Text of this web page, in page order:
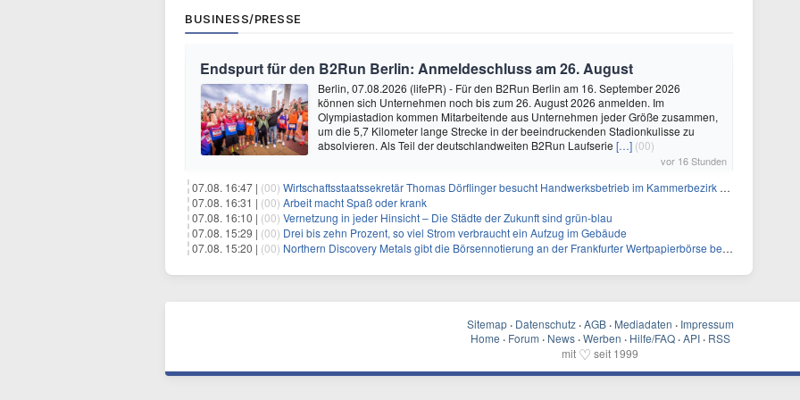
BUSINESS/PRESSE
Endspurt für den B2Run Berlin: Anmeldeschluss am 26. August
Berlin, 07.08.2026 (lifePR) - Für den B2Run Berlin am 16. September 2026
können sich Unternehmen noch bis zum 26. August 2026 anmelden. Im
Olympiastadion kommen Mitarbeitende aus Unternehmen jeder Größe zusammen,
um die 5,7 Kilometer lange Strecke in der beeindruckenden Stadionkulisse zu
absolvieren. Als Teil der deutschlandweiten B2Run Laufserie […] (00)
vor 16 Stunden
07.08. 16:47 | (00) Wirtschaftsstaatssekretär Thomas Dörflinger besucht Handwerksbetrieb im Kammerbezirk Freiburg
07.08. 16:31 | (00) Arbeit macht Spaß oder krank
07.08. 16:10 | (00) Vernetzung in jeder Hinsicht – Die Städte der Zukunft sind grün-blau
07.08. 15:29 | (00) Drei bis zehn Prozent, so viel Strom verbraucht ein Aufzug im Gebäude
07.08. 15:20 | (00) Northern Discovery Metals gibt die Börsennotierung an der Frankfurter Wertpapierbörse bekannt
Sitemap · Datenschutz · AGB · Mediadaten · Impressum
Home · Forum · News · Werben · Hilfe/FAQ · API · RSS
mit ♡ seit 1999